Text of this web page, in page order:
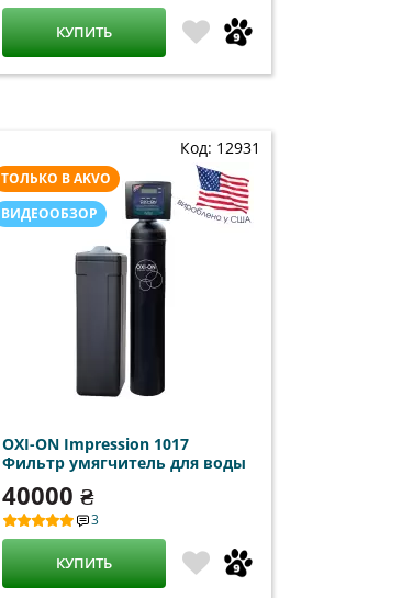
КУПИТЬ
Код: 12931
OXI-ON Impression 1017
Фильтр умягчитель для воды
40000 ₴
3
КУПИТЬ
ТОЛЬКО В AKVO
ВИДЕООБЗОР